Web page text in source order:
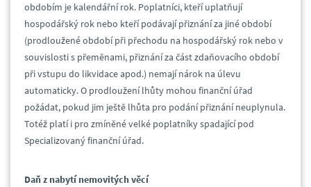
obdobím je kalendářní rok. Poplatníci, kteří uplatňují
hospodářský rok nebo kteří podávají přiznání za jiné období
(prodloužené období při přechodu na hospodářský rok nebo v
souvislosti s přeměnami, přiznání za část zdaňovacího období
při vstupu do likvidace apod.) nemají nárok na úlevu
automaticky. O prodloužení lhůty mohou finanční úřad
požádat, pokud jim ještě lhůta pro podání přiznání neuplynula.
Totéž platí i pro zmíněné velké poplatníky spadající pod
Specializovaný finanční úřad.
Daň z nabytí nemovitých věcí